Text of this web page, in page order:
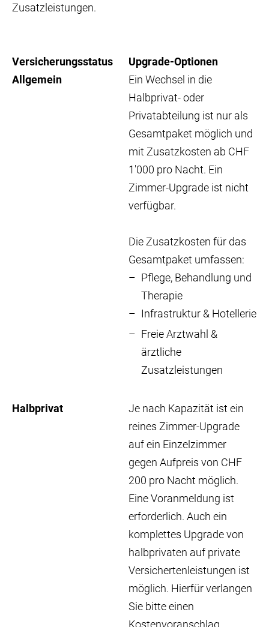
Zusatzleistungen.
Versicherungsstatus
Upgrade-Optionen
Allgemein
Ein Wechsel in die
Halbprivat- oder
Privatabteilung ist nur als
Gesamtpaket möglich und
mit Zusatzkosten ab CHF
1'000 pro Nacht. Ein
Zimmer-Upgrade ist nicht
verfügbar.
Die Zusatzkosten für das
Gesamtpaket umfassen:
Pflege, Behandlung und
Therapie
Infrastruktur & Hotellerie
Freie Arztwahl &
ärztliche
Zusatzleistungen
Halbprivat
Je nach Kapazität ist ein
reines Zimmer-Upgrade
auf ein Einzelzimmer
gegen Aufpreis von CHF
200 pro Nacht möglich.
Eine Voranmeldung ist
erforderlich. Auch ein
komplettes Upgrade von
halbprivaten auf private
Versichertenleistungen ist
möglich. Hierfür verlangen
Sie bitte einen
Kostenvoranschlag.